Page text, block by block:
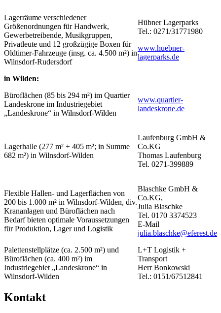
Lagerräume verschiedener
Größenordnungen für Handwerk,
Gewerbetreibende, Musikgruppen,
Privatleute und 12 großzügige Boxen für
Oldtimer-Fahrzeuge (insg. ca. 4.500 m²) in
Wilnsdorf-Rudersdorf
Hübner Lagerparks
Tel.: 0271/31771980
www.huebner-
lagerparks.de
in Wilden:
Büroflächen (85 bis 294 m²) im Quartier
Landeskrone im Industriegebiet
„Landeskrone“ in Wilnsdorf-Wilden
www.quartier-
landeskrone.de
Lagerhalle (277 m² + 405 m²; in Summe
682 m²) in Wilnsdorf-Wilden
Laufenburg GmbH &
Co.KG
Thomas Laufenburg
Tel. 0271-399889
Flexible Hallen- und Lagerflächen von
200 bis 1.000 m² in Wilnsdorf-Wilden, div.
Krananlagen und Büroflächen nach
Bedarf bieten optimale Voraussetzungen
für Produktion, Lager und Logistik
Blaschke GmbH &
Co.KG,
Julia Blaschke
Tel. 0170 3374523
E-Mail
julia.blaschke@eferest.de
Palettenstellplätze (ca. 2.500 m²) und
Büroflächen (ca. 400 m²) im
Industriegebiet „Landeskrone“ in
Wilnsdorf-Wilden
L+T Logistik +
Transport
Herr Bonkowski
Tel.: 0151/67512841
Kontakt